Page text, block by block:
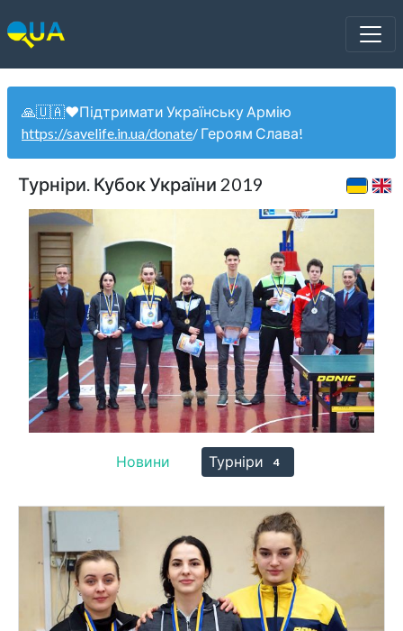
🙏🇺🇦❤️Підтримати Українську Армію
https://savelife.in.ua/donate/ Героям Слава!
Турніри. Кубок України 2019
Новини Турніри 4